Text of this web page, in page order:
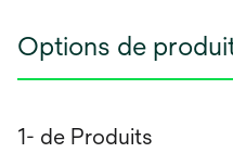
Options de
1- de Produits